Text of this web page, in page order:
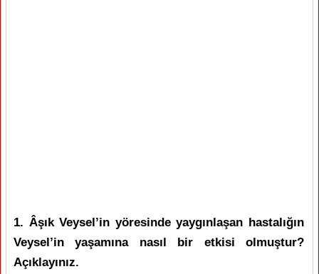
1. Âşık Veysel’in yöresinde yaygınlaşan hastalığın
Veysel’in yaşamına nasıl bir etkisi olmuştur?
Açıklayınız.